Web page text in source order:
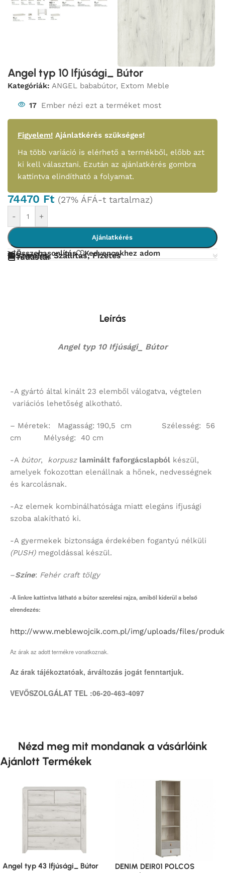
Angel typ 10 Ifjúsági_ Bútor
Kategóriák: ANGEL bababútor, Extom Meble
17 Ember nézi ezt a terméket most
Figyelem! Ajánlatkérés szükséges!
Ha több variáció is elérhető a termékből, előbb azt
ki kell választani. Ezután az ajánlatkérés gombra
kattintva elindítható a folyamat.
74470 Ft (27% ÁFÁ-t tartalmaz)
- +
Ajánlatkérés
Összehasonlítás Kedvencekhez adom
Szerelés, Szállítás, Fizetés
Tudástár
Leírás
Angel typ 10 Ifjúsági_ Bútor
-A gyártó által kinált 23 elemből válogatva, végtelen
variációs lehetőség alkotható.
– Méretek: Magasság: 190,5 cm Szélesség: 56
cm Mélység: 40 cm
-A bútor, korpusz laminált faforgácslapból készül,
amelyek fokozottan elenállnak a hőnek, nedvességnek
és karcolásnak.
-Az elemek kombinálhatósága miatt elegáns ifjusági
szoba alakítható ki.
-A gyermekek biztonsága érdekében fogantyú nélküli
(PUSH)megoldással készül.
–Színe: Fehér craft tölgy
-A linkre kattintva látható a bútor szerelési rajza, amiből kiderül a belső
elrendezés:
http://www.meblewojcik.com.pl/img/uploads/files/
Az árak az adott termékre vonatkoznak.
Az árak tájékoztatóak, árváltozás jogát fenntartjuk.
VEVŐSZOLGÁLAT TEL :06-20-463-4097
Nézd meg mit mondanak a vásárlóink
Ajánlott Termékek
Angel typ 43 Ifjúsági_ Bútor
DENIM DEIR01 POLCOS